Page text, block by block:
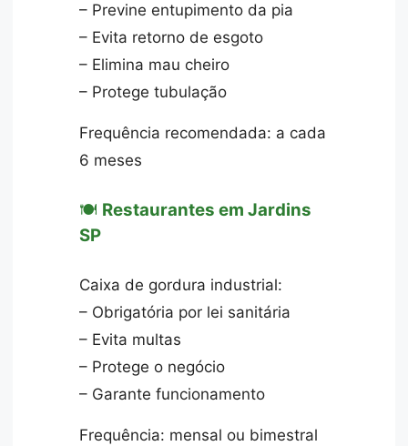
– Previne entupimento da pia
– Evita retorno de esgoto
– Elimina mau cheiro
– Protege tubulação
Frequência recomendada: a cada
6 meses
🍽️ Restaurantes em Jardins
SP
Caixa de gordura industrial:
– Obrigatória por lei sanitária
– Evita multas
– Protege o negócio
– Garante funcionamento
Frequência: mensal ou bimestral